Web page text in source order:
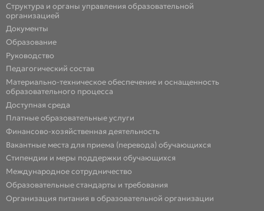
Структура и органы управления образовательной
организацией
Документы
Образование
Руководство
Педагогический состав
Материально-техническое обеспечение и оснащенность
образовательного процесса
Доступная среда
Платные образовательные услуги
Финансово-хозяйственная деятельность
Вакантные места для приема (перевода) обучающихся
Стипендии и меры поддержки обучающихся
Международное сотрудничество
Образовательные стандарты и требования
Организация питания в образовательной организации